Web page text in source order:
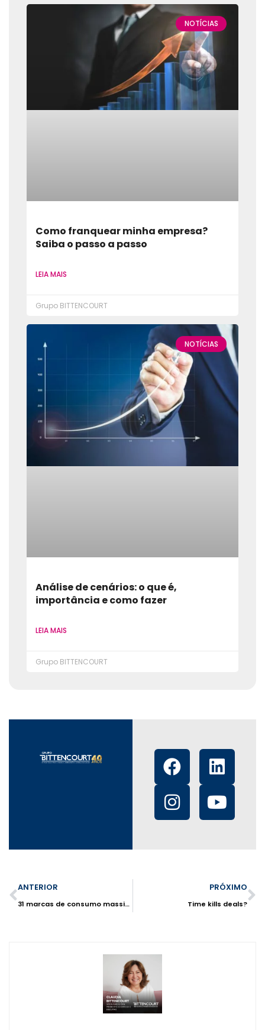
NOTÍCIAS
Como franquear minha empresa?
Saiba o passo a passo
LEIA MAIS
Grupo BITTENCOURT
NOTÍCIAS
Análise de cenários: o que é,
importância e como fazer
LEIA MAIS
Grupo BITTENCOURT
ANTERIOR
31 marcas de consumo massivo
PRÓXIMO
Time kills deals?